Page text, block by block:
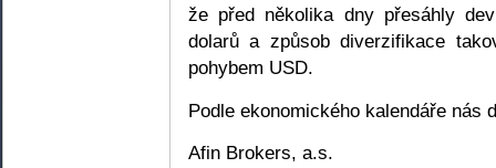
že před několika dny přesáhly
dolarů a způsob diverzifikace
pohybem USD.
Podle ekonomického kalendáře nás
Afin Brokers, a.s.